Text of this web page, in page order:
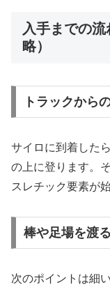
入手までの
略）
トラックから
サイロに到着した
の上に登ります。
スレチック要素が
棒や足場を渡
次のポイントは細